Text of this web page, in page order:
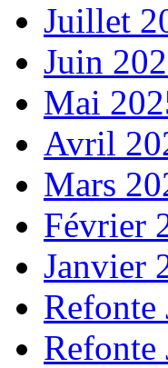
Juillet
Juin
Mai
Avril
Mars
Février
Janvier
Refonte
Refonte